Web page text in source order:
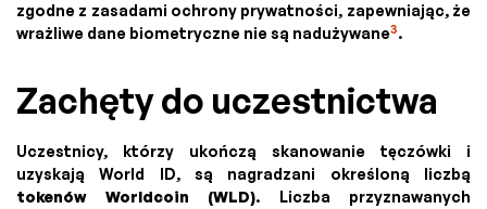
zgodne z zasadami ochrony prywatności, zapewniając, że
wrażliwe dane biometryczne nie są nadużywane3.
Zachęty do uczestnictwa
Uczestnicy, którzy ukończą skanowanie tęczówki i
uzyskają World ID, są nagradzani określoną liczbą
tokenów Worldcoin (WLD). Liczba przyznawanych